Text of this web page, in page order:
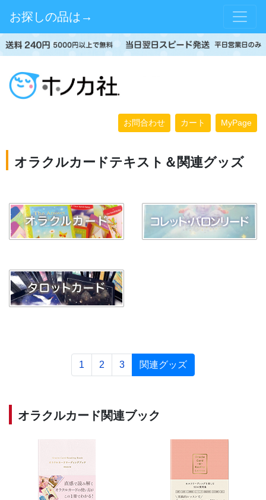
お探しの品は→
お問合わせ カート MyPage
オラクルカードテキスト＆関連グッズ
1 2 3 関連グッズ
オラクルカード関連ブック